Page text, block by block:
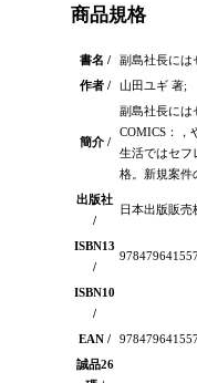
商品規格
書名 /
副島社長には
作者 /
山田ユギ 著;
簡介 /
副島社長には
COMICS：，
生活ではセフ
格。新規案件
出版社
/
日本出版販売
ISBN13
/
ISBN10
/
EAN /
誠品26